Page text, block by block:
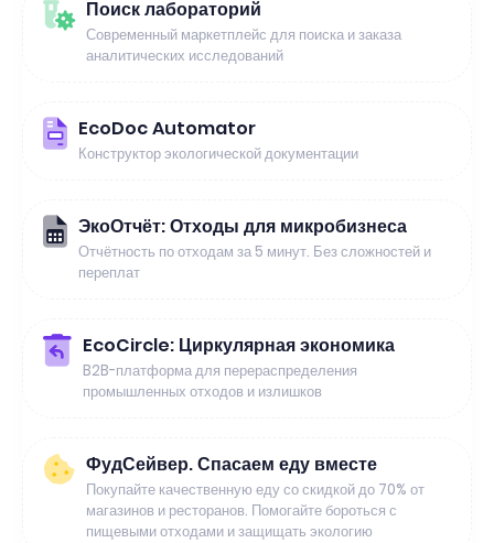
Поиск лабораторий
Современный маркетплейс для поиска и заказа
аналитических исследований
EcoDoc Automator
Конструктор экологической документации
ЭкоОтчёт: Отходы для микробизнеса
Отчётность по отходам за 5 минут. Без сложностей и
переплат
EcoCircle: Циркулярная экономика
B2B-платформа для перераспределения
промышленных отходов и излишков
ФудСейвер. Спасаем еду вместе
Покупайте качественную еду со скидкой до 70% от
магазинов и ресторанов. Помогайте бороться с
пищевыми отходами и защищать экологию